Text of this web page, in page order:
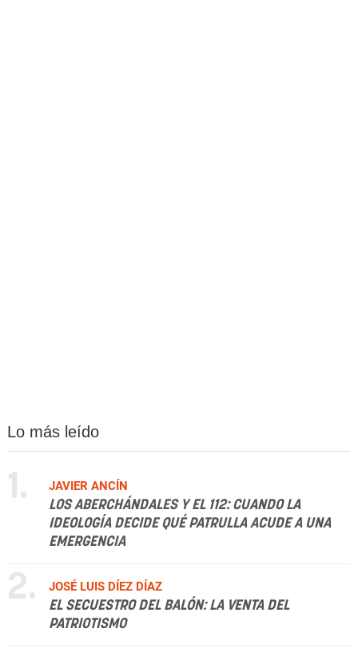
Lo más leído
1.
JAVIER ANCÍN
LOS ABERCHÁNDALES Y EL 112: CUANDO LA
IDEOLOGÍA DECIDE QUÉ PATRULLA ACUDE A UNA
EMERGENCIA
2.
JOSÉ LUIS DÍEZ DÍAZ
EL SECUESTRO DEL BALÓN: LA VENTA DEL
PATRIOTISMO